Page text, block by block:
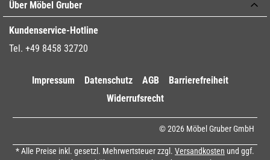
Über Möbel Gruber
Kundenservice-Hotline
Tel. +49 8458 32720
Impressum Datenschutz AGB
Barrierefreiheit
Widerrufsrecht
© 2026 Möbel Gruber GmbH
* Alle Preise inkl. gesetzl. Mehrwertsteuer zzgl. Versandkosten und ggf.